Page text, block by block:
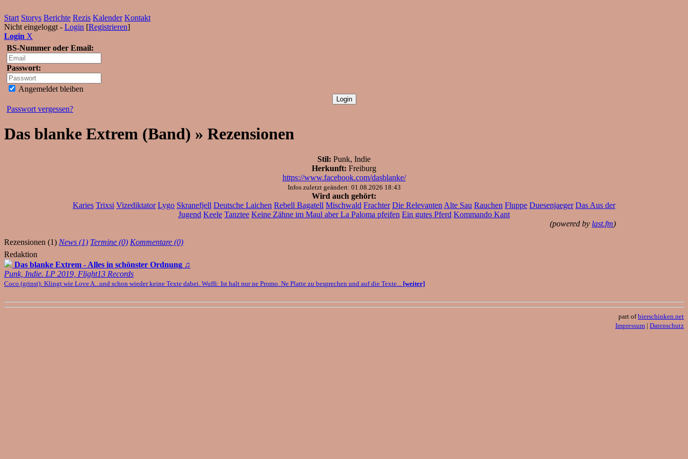
Start Storys Berichte Rezis Kalender Kontakt
Nicht eingeloggt - Login [Registrieren]
Login X
BS-Nummer oder Email:
Passwort:
Angemeldet bleiben
Passwort vergessen?
Das blanke Extrem (Band) » Rezensionen
Stil: Punk, Indie
Herkunft: Freiburg
https://www.facebook.com/dasblanke/
Infos zuletzt geändert: 01.08.2026 18:43
Wird auch gehört:
Karies Trixsi Vizediktator Lygo Skranefjell Deutsche Laichen Rebell Bagatell Mischwald Frachter Die Relevanten Alte Sau Rauchen Fluppe Duesenjaeger Das Aus der
Jugend Keele Tanztee Keine Zähne im Maul aber La Paloma pfeifen Ein gutes Pferd Kommando Kant
(powered by last.fm)
Rezensionen (1) News (1) Termine (0) Kommentare (0)
Redaktion
Das blanke Extrem - Alles in schönster Ordnung ♫
Punk, Indie. LP 2019, Flight13 Records
Coco (grinst): Klingt wie Love A...und schon wieder keine Texte dabei. Wuffi: Ist halt nur ne Promo. Ne Platte zu besprechen und auf die Texte... [weiter]
part ofbierschinken.net
Impressum | Datenschutz